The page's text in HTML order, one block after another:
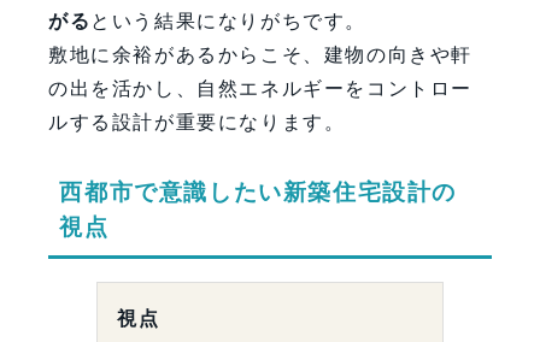
がる という結果になりがちです。
敷地に余裕があるからこそ、建物の向きや軒
の出を活かし、自然エネルギーをコントロー
ルする設計が重要になります。
西都市で意識したい新築住宅設計の
視点
視点